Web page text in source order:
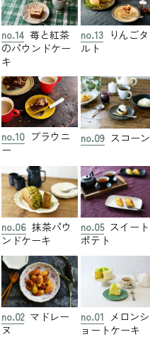
no.14 苺と紅茶
のパウンドケー
キ
no.13 りんごタ
ルト
no.10 ブラウニ
ー
no.09 スコーン
no.06 抹茶パウ
ンドケーキ
no.05 スイート
ポテト
no.02 マドレー
ヌ
no.01 メロンシ
ョートケーキ